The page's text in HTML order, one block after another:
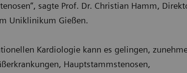
sagte Prof. Dr. Christian Hamm,
Uniklinikum Gießen.
Kardiologie kann es gelingen,
Hauptstammstenosen,